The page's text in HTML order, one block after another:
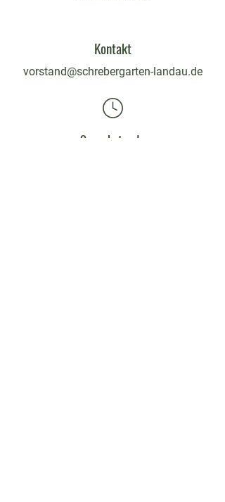
Kontakt
vorstand@schrebergarten-landau.de
Sprechstunde